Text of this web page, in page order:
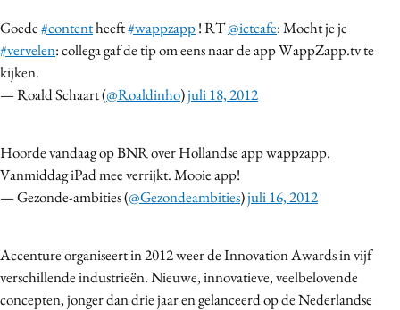
Goede#contentheeft#wappzapp! RT@ictcafe: Mocht je je
#vervelen: collega gaf de tip om eens naar de app WappZapp.tv te
kijken.
— Roald Schaart (@Roaldinho)juli 18, 2012
Hoorde vandaag op BNR over Hollandse app wappzapp.
Vanmiddag iPad mee verrijkt. Mooie app!
— Gezonde-ambities (@Gezondeambities)juli 16, 2012
Accenture organiseert in 2012 weer de Innovation Awards in vijf
verschillende industrieën. Nieuwe, innovatieve, veelbelovende
concepten, jonger dan drie jaar en gelanceerd op de Nederlandse